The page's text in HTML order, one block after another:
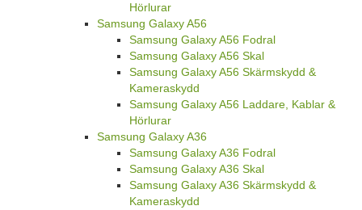
Hörlurar
Samsung Galaxy A56
Samsung Galaxy A56 Fodral
Samsung Galaxy A56 Skal
Samsung Galaxy A56 Skärmskydd &
Kameraskydd
Samsung Galaxy A56 Laddare, Kablar &
Hörlurar
Samsung Galaxy A36
Samsung Galaxy A36 Fodral
Samsung Galaxy A36 Skal
Samsung Galaxy A36 Skärmskydd &
Kameraskydd